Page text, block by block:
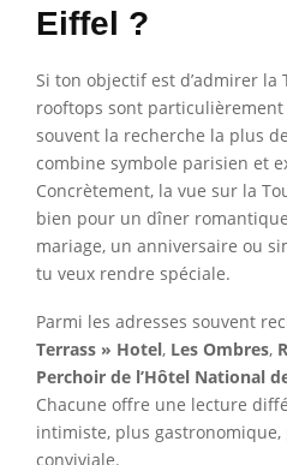
Eiffel ?
Si ton objectif est d’admirer la
rooftops sont particulièrement
souvent la recherche la plus
combine symbole parisien et
Concrètement, la vue sur la
bien pour un dîner
mariage, un anniversaire ou
tu veux rendre spéciale.
Parmi les adresses souvent
Terrass » Hotel, Les Ombres,
Perchoir de l’Hôtel National
Chacune offre une lecture
intimiste, plus
conviviale.